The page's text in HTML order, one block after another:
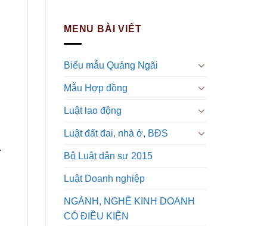
MENU BÀI VIẾT
Biểu mẫu Quảng Ngãi
Mẫu Hợp đồng
Luật lao động
Luật đất đai, nhà ở, BĐS
Bộ Luật dân sự 2015
Luật Doanh nghiệp
NGÀNH, NGHỀ KINH DOANH
CÓ ĐIỀU KIỆN